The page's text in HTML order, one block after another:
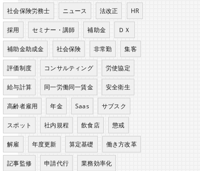
社会保険労務士 ニュース 法改正 HR
採用 セミナー・講師 補助金 ＤＸ
補助金助成金 社会保険 非常勤 集客
評価制度 コンサルティング 労使協定
給与計算 同一労働同一賃金 安全衛生
高齢者雇用 年金 Saas サブスク
スポット 社内規程 飲食店 懲戒
解雇 年度更新 算定基礎 働き方改革
記事監修 申請代行 業務効率化